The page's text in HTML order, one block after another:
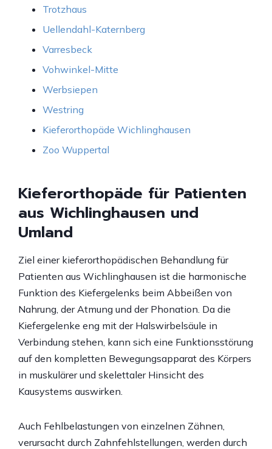
Trotzhaus
Uellendahl-Katernberg
Varresbeck
Vohwinkel-Mitte
Werbsiepen
Westring
Kieferorthopäde Wichlinghausen
Zoo Wuppertal
Kieferorthopäde für Patienten
aus Wichlinghausen und
Umland
Ziel einer kieferorthopädischen Behandlung für
Patienten aus Wichlinghausen ist die harmonische
Funktion des Kiefergelenks beim Abbeißen von
Nahrung, der Atmung und der Phonation. Da die
Kiefergelenke eng mit der Halswirbelsäule in
Verbindung stehen, kann sich eine Funktionsstörung
auf den kompletten Bewegungsapparat des Körpers
in muskulärer und skelettaler Hinsicht des
Kausystems auswirken.
Auch Fehlbelastungen von einzelnen Zähnen,
verursacht durch Zahnfehlstellungen, werden durch